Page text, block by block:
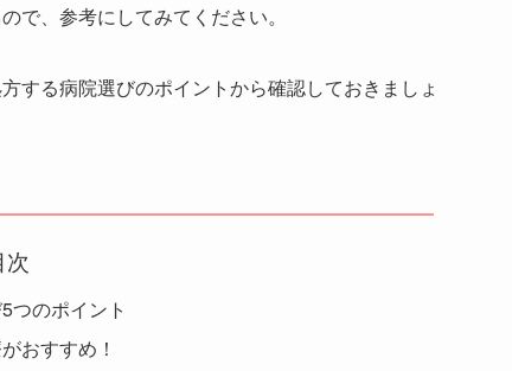
で、参考にしてみてください。
する病院選びのポイントから確認しておきましょ
次
つのポイント
おすすめ！